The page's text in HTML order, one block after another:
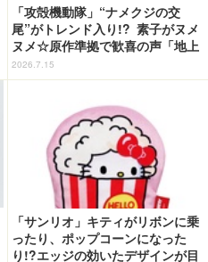
「攻殻機動隊」“ナメクジの交
尾”がトレンド入り!? 素子がヌメ
ヌメ☆原作準拠で歓喜の声「地上
波でギリギリ流せるレベル」「か
なり頑張ったな」「制作陣に感謝
バレあり反応まとめ】
2026.7.15
「サンリオ」キティがリボンに乗
ったり、ポップコーンになった
り!?エッジの効いたデザインが目